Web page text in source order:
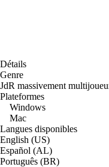
Détails
Genre
JdR massivement
Plateformes
Windows
Mac
Langues disponibles
English (US)
Español (AL)
Português (BR)